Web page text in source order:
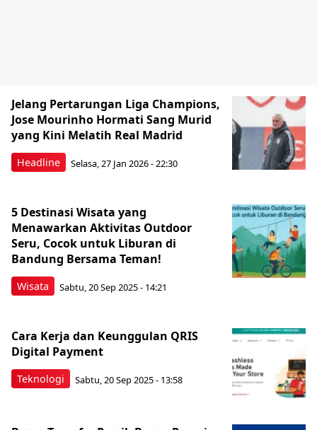
Headline
Jelang Pertarungan Liga Champions,
Jose Mourinho Hormati Sang Murid
yang Kini Melatih Real Madrid
Selasa, 27 Jan 2026 - 22:30
Wisata
5 Destinasi Wisata yang
Menawarkan Aktivitas Outdoor
Seru, Cocok untuk Liburan di
Bandung Bersama Teman!
Sabtu, 20 Sep 2025 - 14:21
Teknologi
Cara Kerja dan Keunggulan QRIS
Digital Payment
Sabtu, 20 Sep 2025 - 13:58